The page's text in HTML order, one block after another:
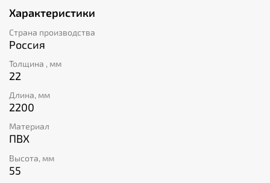
из высококачественного ПВХ, который устойчив к
воздействию влаги, поэтому отлично подойдет как
для жилых комнат, так и для кухонь или ванн. Кабель-
канал позволяет аккуратно спрятать провода от глаз
станет приятным бонусом при покупке этого
универсального плинтуса российского производства.
Характеристики
Страна производства
Россия
Толщина , мм
22
Длина, мм
2200
Материал
ПВХ
Высота, мм
55